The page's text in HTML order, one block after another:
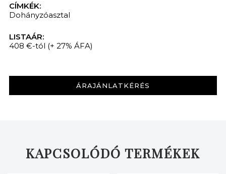
CÍMKÉK:
Dohányzóasztal
LISTAÁR:
408 €-tól (+ 27% ÁFA)
ÁRAJÁNLATKÉRÉS
KAPCSOLÓDÓ TERMÉKEK